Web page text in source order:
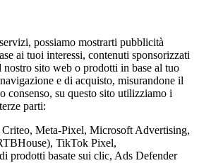
possiamo mostrarti pubblicità
ai tuoi interessi, contenuti sponsorizzati
sito web o prodotti in base al tuo
e di acquisto, misurandone il
consenso, su questo sito utilizziamo i
parti:
Meta-Pixel, Microsoft Advertising,
TikTok Pixel,
prodotti basate sui clic, Ads Defender